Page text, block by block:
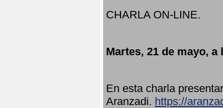
CHARLA ON-LINE.
Martes, 21 de mayo, a
En esta charla
Aranzadi. https://